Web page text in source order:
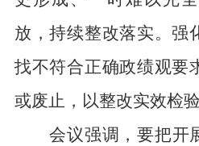
放，持续整改落实。强
找不符合正确政绩观要
或废止，以整改实效检
会议强调，要把开